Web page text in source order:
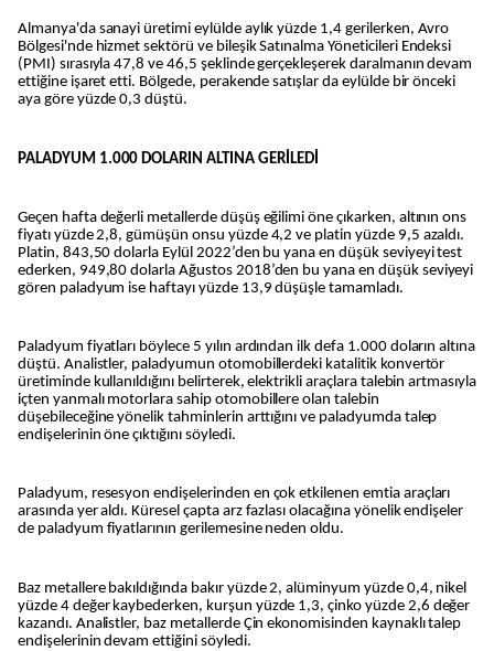
Almanya'da sanayi üretimi eylülde aylık yüzde 1,4 gerilerken, Avro
Bölgesi'nde hizmet sektörü ve bileşik Satınalma Yöneticileri Endeksi
(PMI) sırasıyla 47,8 ve 46,5 şeklinde gerçekleşerek daralmanın devam
ettiğine işaret etti. Bölgede, perakende satışlar da eylülde bir önceki
aya göre yüzde 0,3 düştü.
PALADYUM 1.000 DOLARIN ALTINA GERİLEDİ
Geçen hafta değerli metallerde düşüş eğilimi öne çıkarken, altının ons
fiyatı yüzde 2,8, gümüşün onsu yüzde 4,2 ve platin yüzde 9,5 azaldı.
Platin, 843,50 dolarla Eylül 2022’den bu yana en düşük seviyeyi test
ederken, 949,80 dolarla Ağustos 2018’den bu yana en düşük seviyeyi
gören paladyum ise haftayı yüzde 13,9 düşüşle tamamladı.
Paladyum fiyatları böylece 5 yılın ardından ilk defa 1.000 doların altına
düştü. Analistler, paladyumun otomobillerdeki katalitik konvertör
üretiminde kullanıldığını belirterek, elektrikli araçlara talebin artmasıyla
içten yanmalı motorlara sahip otomobillere olan talebin
düşebileceğine yönelik tahminlerin arttığını ve paladyumda talep
endişelerinin öne çıktığını söyledi.
Paladyum, resesyon endişelerinden en çok etkilenen emtia araçları
arasında yer aldı. Küresel çapta arz fazlası olacağına yönelik endişeler
de paladyum fiyatlarının gerilemesine neden oldu.
Baz metallere bakıldığında bakır yüzde 2, alüminyum yüzde 0,4, nikel
yüzde 4 değer kaybederken, kurşun yüzde 1,3, çinko yüzde 2,6 değer
kazandı. Analistler, baz metallerde Çin ekonomisinden kaynaklı talep
endişelerinin devam ettiğini söyledi.